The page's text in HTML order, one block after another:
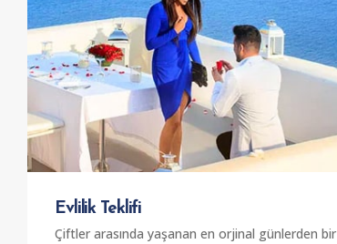
Evlilik Teklifi
Çiftler arasında yaşanan en orjinal günlerden bir